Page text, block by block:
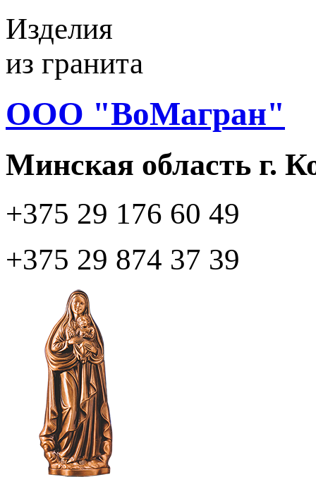
Изделия
из гранита
ООО "ВоМагран"
Минская область г.
+375 29 176 60 49
+375 29 874 37 39